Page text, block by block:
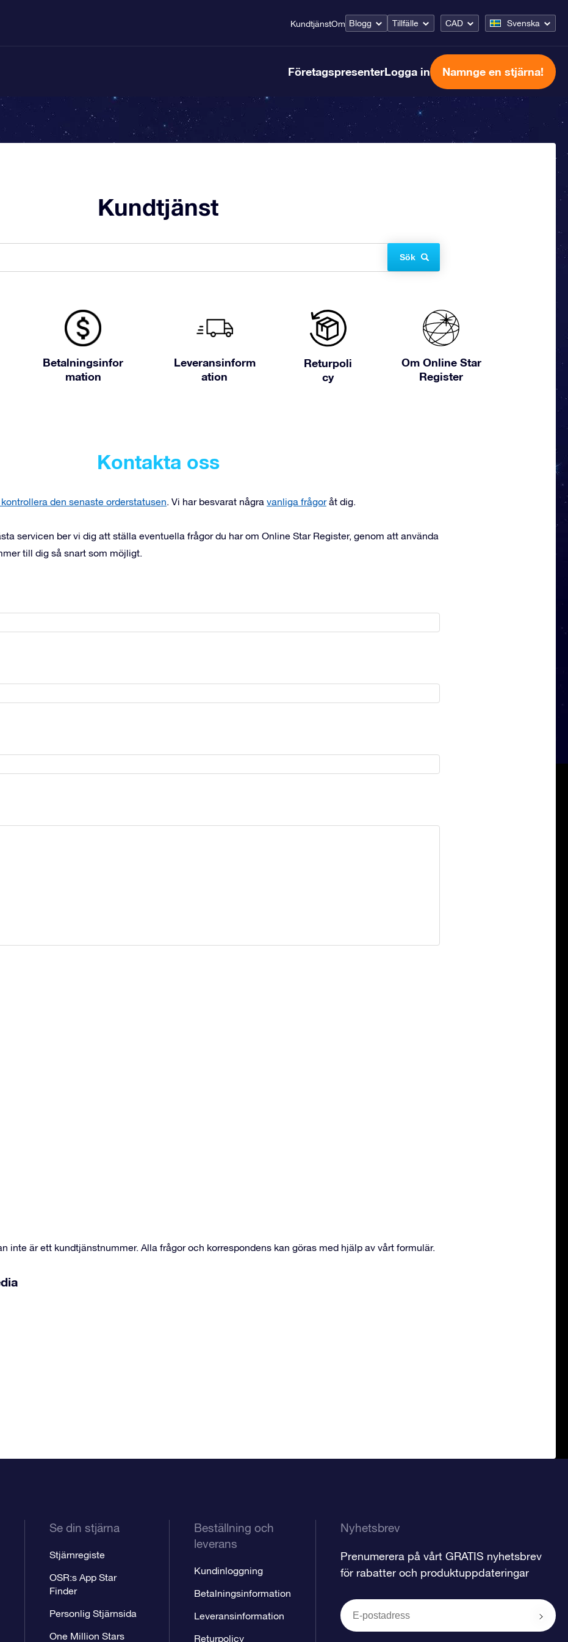
KundtjänstOm Blogg Tillfälle CAD Svenska
FöretagspresenterLogga in Namnge en stjärna!
Kundtjänst
Sök
Betalningsinfor
mation
Leveransinform
ation
Returpoli
cy
Om Online Star
Register
Kontakta oss
den senaste orderstatusen. Vi har besvarat några vanliga frågoråt dig.
servicen ber vi dig att ställa eventuella frågor du har om Online Star Register, genom att använda
till dig så snart som möjligt.
inte är ett kundtjänstnummer. Alla frågor och korrespondens kan göras med hjälp av vårt formulär.
Se din stjärna
Stjärnregiste
OSR:s App Star
Finder
Personlig Stjärnsida
One Million Stars
Beställning och
leverans
Kundinloggning
Betalningsinformation
Leveransinformation
Returpolicy
Nyhetsbrev
Prenumerera på vårt GRATIS nyhetsbrev
för rabatter och produktuppdateringar